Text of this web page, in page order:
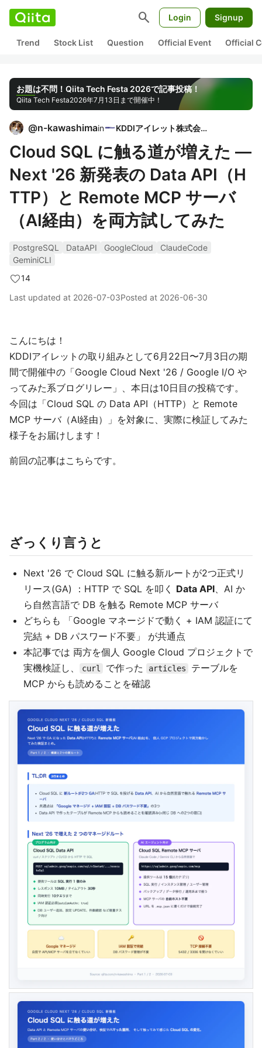
search Login Signup
Trend Stock List Question Official Event Official
お題は不問！Qiita Tech Festa 2026で記事投稿！
Qiita Tech Festa2026年7月13日まで開催中！
@n-kawashimain KDDIアイレット株式会社
Cloud SQL に触る道が増えた —
Next '26 新発表の Data API（H
TTP）と Remote MCP サーバ
（AI経由）を両方試してみた
PostgreSQL DataAPI GoogleCloud
ClaudeCode
GeminiCLI
14
Last updated at 2026-07-03Posted at 2026-06-30
こんにちは！
KDDIアイレットの取り組みとして6月22日〜7月3日の期
間で開催中の「Google Cloud Next '26 / Google I/O や
ってみた系ブログリレー」、本日は10日目の投稿です。
今回は「Cloud SQL の Data API（HTTP）と Remote
MCP サーバ（AI経由）」を対象に、実際に検証してみた
様子をお届けします！
前回の記事はこちらです。
ざっくり言うと
Next '26 で Cloud SQL に触る新ルートが2つ正式リ
リース(GA) ：HTTP で SQL を叩く Data API、AI か
ら自然言語で DB を触る Remote MCP サーバ
どちらも 「Google マネージドで動く + IAM 認証にて
完結 + DB パスワード不要」 が共通点
本記事では 両方を個人 Google Cloud プロジェクトで
実機検証し、
curl で作った articles
テーブルを
MCP からも読めることを確認